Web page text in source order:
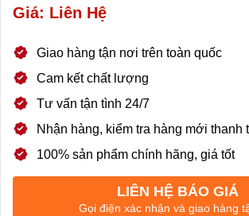
Giá: Liên Hệ
Giao hàng tận nơi trên toàn quốc
Cam kết chất lượng
Tư vấn tận tình 24/7
Nhận hàng, kiểm tra hàng mới thanh
100% sản phẩm chính hãng, giá tốt
LIÊN HỆ BÁO GIÁ
Gọi điện xác nhận và giao hàng